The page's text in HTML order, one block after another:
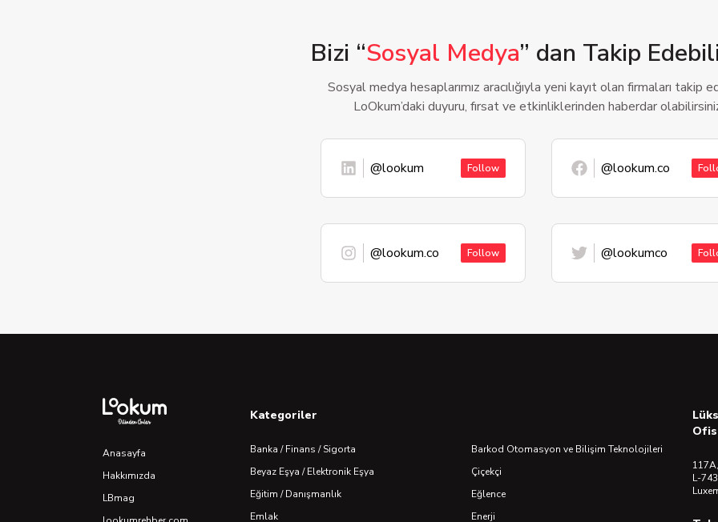
Bizi “Sosyal Medya” dan Takip
Sosyal medya hesaplarımız aracılığıyla yeni kayıt olan firmaları takip
LoOkum’daki duyuru, fırsat ve etkinliklerinden haberdar
@lookum Follow @lookum.co
@lookum.co Follow @lookumco
Anasayfa
Hakkımızda
LBmag
Kategoriler
Banka / Finans / Sigorta
Barkod Otomasyon ve Bilişim Teknolojileri
Beyaz Eşya / Elektronik Eşya
Çiçekçi
Eğitim / Danışmanlık
Eğlence
Emlak
Enerji
Ofis
L-